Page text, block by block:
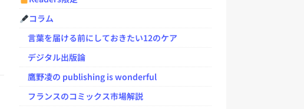
コラム
言葉を届ける前にしておきたい12のケア
デジタル出版論
鷹野凌の publishing is wonderful
フランスのコミックス市場解説